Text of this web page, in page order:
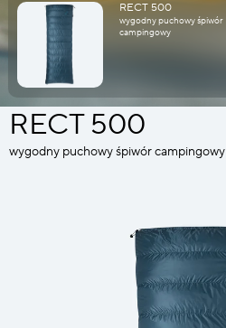
RECT 500
wygodny puchowy śpiwór
campingowy
RECT 500
wygodny puchowy śpiwór campingowy